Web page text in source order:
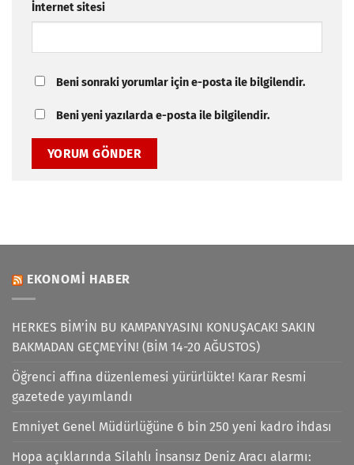
İnternet sitesi
Beni sonraki yorumlar için e-posta ile bilgilendir.
Beni yeni yazılarda e-posta ile bilgilendir.
EKONOMI HABER
HERKES BİM’İN BU KAMPANYASINI KONUŞACAK! SAKIN
BAKMADAN GEÇMEYİN! (BİM 14-20 AĞUSTOS)
Öğrenci affına düzenlemesi yürürlükte! Karar Resmi
gazetede yayımlandı
Emniyet Genel Müdürlüğüne 6 bin 250 yeni kadro ihdası
Hopa açıklarında Silahlı İnsansız Deniz Aracı alarmı: